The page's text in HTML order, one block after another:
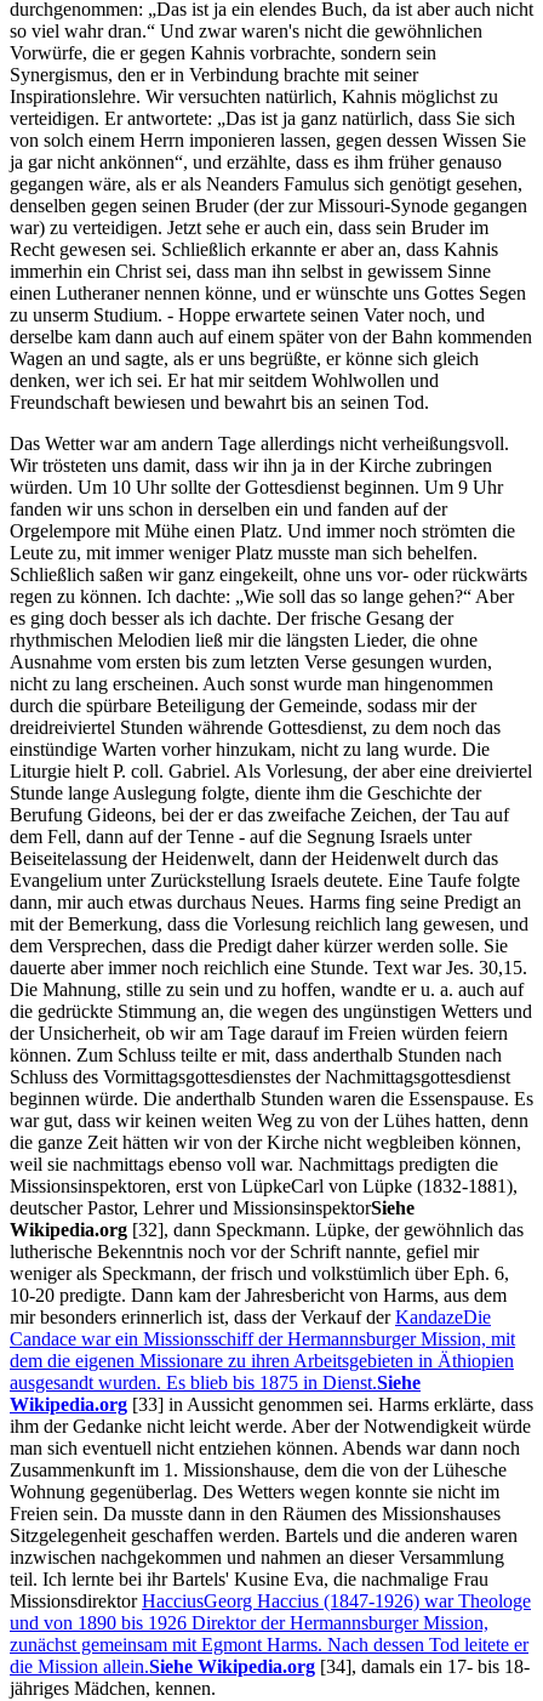
durchgenommen:
Das ist ja ein elendes Buch, da ist aber auch nicht
so viel wahr dran.
Und zwar waren's nicht die gewöhnlichen
Vorwürfe, die er gegen Kahnis vorbrachte, sondern sein
Synergismus, den er in Verbindung brachte mit seiner
Inspirationslehre. Wir versuchten natürlich, Kahnis möglichst zu
verteidigen. Er antwortete:
Das ist ja ganz natürlich, dass Sie sich
von solch einem Herrn imponieren lassen, gegen dessen Wissen Sie
ja gar nicht ankönnen , und erzählte, dass es ihm früher genauso
gegangen wäre, als er als Neanders Famulus sich genötigt gesehen,
denselben gegen seinen Bruder (der zur Missouri-Synode gegangen
war) zu verteidigen. Jetzt sehe er auch ein, dass sein Bruder im
Recht gewesen sei. Schließlich erkannte er aber an, dass Kahnis
immerhin ein Christ sei, dass man ihn selbst in gewissem Sinne
einen Lutheraner nennen könne, und er wünschte uns Gottes Segen
zu unserm Studium. - Hoppe erwartete seinen Vater noch, und
derselbe kam dann auch auf einem später von der Bahn kommenden
Wagen an und sagte, als er uns begrüßte, er könne sich gleich
denken, wer ich sei. Er hat mir seitdem Wohlwollen und
Freundschaft bewiesen und bewahrt bis an seinen Tod.
Das Wetter war am andern Tage allerdings nicht verheißungsvoll.
Wir trösteten uns damit, dass wir ihn ja in der Kirche zubringen
würden. Um 10 Uhr sollte der Gottesdienst beginnen. Um 9 Uhr
fanden wir uns schon in derselben ein und fanden auf der
Orgelempore mit Mühe einen Platz. Und immer noch strömten die
Leute zu, mit immer weniger Platz musste man sich behelfen.
Schließlich saßen wir ganz eingekeilt, ohne uns vor- oder rückwärts
regen zu können. Ich dachte:
Wie soll das so lange gehen?
Aber
es ging doch besser als ich dachte. Der frische Gesang der
rhythmischen Melodien ließ mir die längsten Lieder, die ohne
Ausnahme vom ersten bis zum letzten Verse gesungen wurden,
nicht zu lang erscheinen. Auch sonst wurde man hingenommen
durch die spürbare Beteiligung der Gemeinde, sodass mir der
dreidreiviertel Stunden währende Gottesdienst, zu dem noch das
einstündige Warten vorher hinzukam, nicht zu lang wurde. Die
Liturgie hielt P. coll. Gabriel. Als Vorlesung, der aber eine dreiviertel
Stunde lange Auslegung folgte, diente ihm die Geschichte der
Berufung Gideons, bei der er das zweifache Zeichen, der Tau auf
dem Fell, dann auf der Tenne - auf die Segnung Israels unter
Beiseitelassung der Heidenwelt, dann der Heidenwelt durch das
Evangelium unter Zurückstellung Israels deutete. Eine Taufe folgte
dann, mir auch etwas durchaus Neues. Harms fing seine Predigt an
mit der Bemerkung, dass die Vorlesung reichlich lang gewesen, und
dem Versprechen, dass die Predigt daher kürzer werden solle. Sie
dauerte aber immer noch reichlich eine Stunde. Text war Jes. 30,15.
Die Mahnung, stille zu sein und zu hoffen, wandte er u. a. auch auf
die gedrückte Stimmung an, die wegen des ungünstigen Wetters und
der Unsicherheit, ob wir am Tage darauf im Freien würden feiern
können. Zum Schluss teilte er mit, dass anderthalb Stunden nach
Schluss des Vormittagsgottesdienstes der Nachmittagsgottesdienst
beginnen würde. Die anderthalb Stunden waren die Essenspause. Es
war gut, dass wir keinen weiten Weg zu von der Lühes hatten, denn
die ganze Zeit hätten wir von der Kirche nicht wegbleiben können,
weil sie nachmittags ebenso voll war. Nachmittags predigten die
Missionsinspektoren, erst von LüpkeCarl von Lüpke (1832-1881),
deutscher Pastor, Lehrer und MissionsinspektorSiehe
Wikipedia.org [32], dann Speckmann. Lüpke, der gewöhnlich das
lutherische Bekenntnis noch vor der Schrift nannte, gefiel mir
weniger als Speckmann, der frisch und volkstümlich über Eph. 6,
10-20 predigte. Dann kam der Jahresbericht von Harms, aus dem
mir besonders erinnerlich ist, dass der Verkauf derKandazeDie
Candace war ein Missionsschiff der Hermannsburger Mission, mit
dem die eigenen Missionare zu ihren Arbeitsgebieten in Äthiopien
ausgesandt wurden. Es blieb bis 1875 in Dienst.Siehe
Wikipedia.org [33] in Aussicht genommen sei. Harms erklärte, dass
ihm der Gedanke nicht leicht werde. Aber der Notwendigkeit würde
man sich eventuell nicht entziehen können. Abends war dann noch
Zusammenkunft im 1. Missionshause, dem die von der Lühesche
Wohnung gegenüberlag. Des Wetters wegen konnte sie nicht im
Freien sein. Da musste dann in den Räumen des Missionshauses
Sitzgelegenheit geschaffen werden. Bartels und die anderen waren
inzwischen nachgekommen und nahmen an dieser Versammlung
teil. Ich lernte bei ihr Bartels' Kusine Eva, die nachmalige Frau
MissionsdirektorHacciusGeorg Haccius (1847-1926) war Theologe
und von 1890 bis 1926 Direktor der Hermannsburger Mission,
zunächst gemeinsam mit Egmont Harms. Nach dessen Tod leitete er
die Mission allein.Siehe Wikipedia.org [34], damals ein 17- bis 18-
jähriges Mädchen, kennen.